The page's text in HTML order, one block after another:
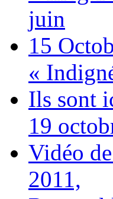
juin
15
«
Ils sont
19
Vidéo
2011,